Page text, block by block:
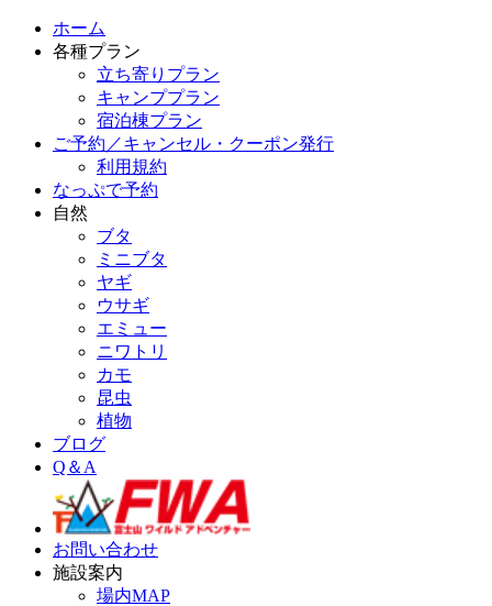
ホーム
各種プラン
立ち寄りプラン
キャンププラン
宿泊棟プラン
ご予約／キャンセル・クーポン発行
利用規約
なっぷで予約
自然
ブタ
ミニブタ
ヤギ
ウサギ
エミュー
ニワトリ
カモ
昆虫
植物
ブログ
Q＆A
お問い合わせ
施設案内
場内MAP